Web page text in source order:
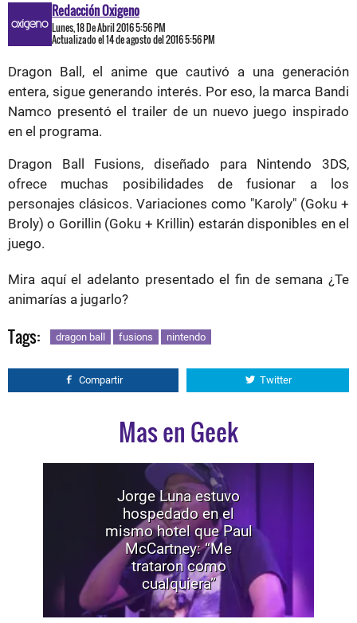
Redacción Oxigeno
Lunes, 18 De Abril 2016 5:56 PM
Actualizado el 14 de agosto del 2016 5:56 PM
Dragon Ball, el anime que cautivó a una generación
entera, sigue generando interés. Por eso, la marca Bandi
Namco presentó el trailer de un nuevo juego inspirado
en el programa.
Dragon Ball Fusions, diseñado para Nintendo 3DS,
ofrece muchas posibilidades de fusionar a los
personajes clásicos. Variaciones como "Karoly" (Goku +
Broly) o Gorillin (Goku + Krillin) estarán disponibles en el
juego.
Mira aquí el adelanto presentado el fin de semana ¿Te
animarías a jugarlo?
Tags: dragon ball fusions nintendo
Compartir Twitter
Mas en Geek
Jorge Luna estuvo
hospedado en el
mismo hotel que Paul
McCartney: “Me
trataron como
cualquiera”